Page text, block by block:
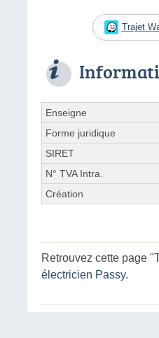
Trajet
Enseigne
Forme juridique
SIRET
N° TVA Intra.
Création
Retrouvez cette page
électricien Passy.